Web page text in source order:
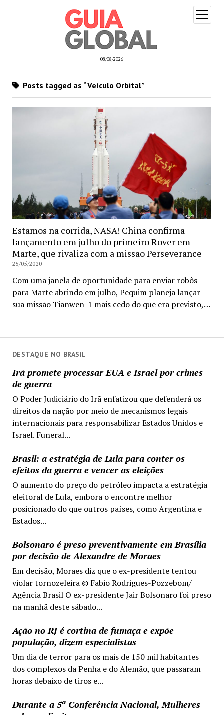
08/08/2026
open
menu
DESTAQUE NO BRASIL
Irã promete processar EUA e Israel por crimes
de guerra
O Poder Judiciário do Irã enfatizou que defenderá os
direitos da nação por meio de mecanismos legais
internacionais para responsabilizar Estados Unidos e
Israel. Funeral...
Brasil: a estratégia de Lula para conter os
efeitos da guerra e vencer as eleições
O aumento do preço do petróleo impacta a estratégia
eleitoral de Lula, embora o encontre melhor
posicionado do que outros países, como Argentina e
Estados...
Bolsonaro é preso preventivamente em Brasília
por decisão de Alexandre de Moraes
Em decisão, Moraes diz que o ex-presidente tentou
violar tornozeleira © Fabio Rodrigues-Pozzebom/
Agência Brasil O ex-presidente Jair Bolsonaro foi preso
na manhã deste sábado...
Ação no RJ é cortina de fumaça e expõe
população, dizem especialistas
Um dia de terror para os mais de 150 mil habitantes
dos complexos da Penha e do Alemão, que passaram
horas debaixo de tiros e...
Durante a 5ª Conferência Nacional, Mulheres
Posts tagged as “Veículo Orbital”
Estamos na corrida, NASA! China confirma
lançamento em julho do primeiro Rover em
Marte, que rivaliza com a missão Perseverance
25/05/2020
Com uma janela de oportunidade para enviar robôs
para Marte abrindo em julho, Pequim planeja lançar
sua missão Tianwen-1 mais cedo do que era previsto,…